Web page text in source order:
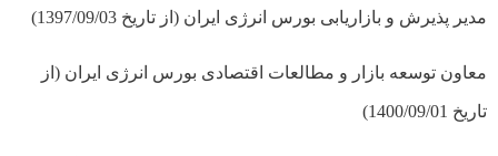
مدیر پذیرش و بازاریابی بورس انرژی ایران (از تاریخ 1397/09/03)
معاون توسعه بازار و مطالعات اقتصادی بورس انرژی ایران (از
تاریخ 1400/09/01)